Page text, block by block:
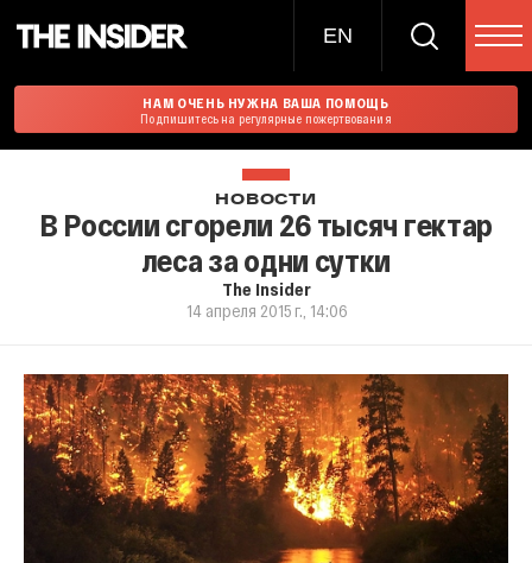
EN
НАМ ОЧЕНЬ НУЖНА ВАША ПОМОЩЬ
Подпишитесь на регулярные пожертвования
НОВОСТИ
В России сгорели 26 тысяч гектар
леса за одни сутки
The Insider
14 апреля 2015 г., 14:06